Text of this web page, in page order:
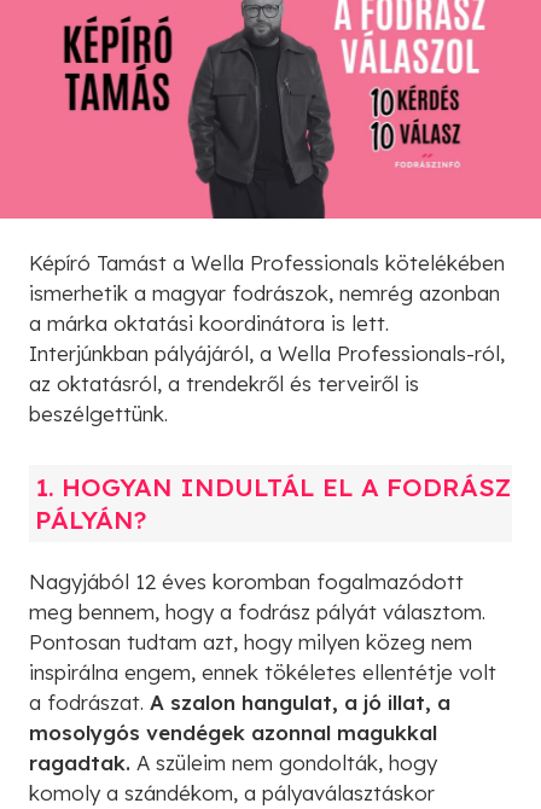
Képíró Tamást a Wella Professionals kötelékében
ismerhetik a magyar fodrászok, nemrég azonban
a márka oktatási koordinátora is lett.
Interjúnkban pályájáról, a Wella Professionals-ról,
az oktatásról, a trendekről és terveiről is
beszélgettünk.
1. HOGYAN INDULTÁL EL A FODRÁSZ
PÁLYÁN?
Nagyjából 12 éves koromban fogalmazódott
meg bennem, hogy a fodrász pályát választom.
Pontosan tudtam azt, hogy milyen közeg nem
inspirálna engem, ennek tökéletes ellentétje volt
a fodrászat. A szalon hangulat, a jó illat, a
mosolygós vendégek azonnal magukkal
ragadtak. A szüleim nem gondolták, hogy
komoly a szándékom, a pályaválasztáskor